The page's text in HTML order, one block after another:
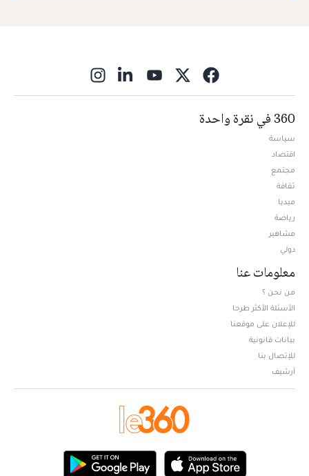
360 في نقرة واحدة
سياسة
اقتصاد
مجتمع
ثقافة
ميديا
رياضة
مشاهير
دولي
معلومات عنا
من نحن ؟
الأسئلة الأكثر طرحا
للإعلان على موقعنا
بيانات قانونية
للإتصال بنا
أرشيف